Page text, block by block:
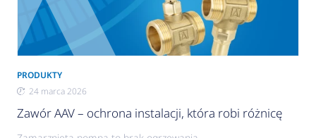
PRODUKTY
24 marca 2026
Zawór AAV – ochrona instalacji, która robi różnicę